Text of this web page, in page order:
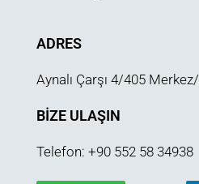
ADRES
Aynalı Çarşı 4/405
BIZE ULAŞIN
Telefon: +90 552 58 34938